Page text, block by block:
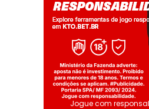
Jogue com